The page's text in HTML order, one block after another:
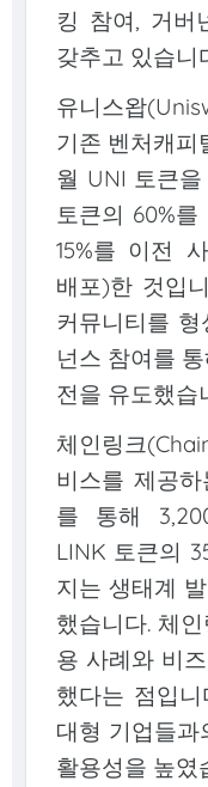
킹 참여, 거버
갖추고 있습니
유니스왑
기존 벤처캐
월 UNI 토큰
토큰의 60%
15%를 이전
배포)한 것입
커뮤니티를
넌스 참여를
전을 유도했습
체인링크
비스를 제공
를 통해
LINK 토큰의
지는 생태계
했습니다. 체
용 사례와 비
했다는 점입
대형 기업들
활용성을 높였